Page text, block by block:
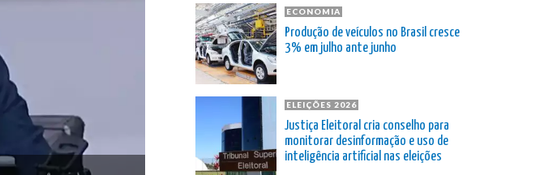
ECONOMIA
Produção de veículos no Brasil cresce
3% em julho ante junho
ELEIÇÕES 2026
Justiça Eleitoral cria conselho para
monitorar desinformação e uso de
inteligência artificial nas eleições